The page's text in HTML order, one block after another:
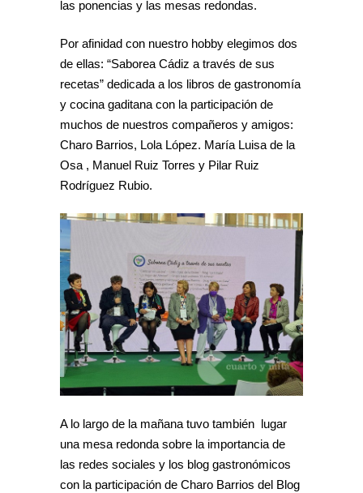
las ponencias y las mesas redondas.
Por afinidad con nuestro hobby elegimos dos
de ellas: “Saborea Cádiz a través de sus
recetas” dedicada a los libros de gastronomía
y cocina gaditana con la participación de
muchos de nuestros compañeros y amigos:
Charo Barrios, Lola López. María Luisa de la
Osa , Manuel Ruiz Torres y Pilar Ruiz
Rodríguez Rubio.
A lo largo de la mañana tuvo también lugar
una mesa redonda sobre la importancia de
las redes sociales y los blog gastronómicos
con la participación de Charo Barrios del Blog